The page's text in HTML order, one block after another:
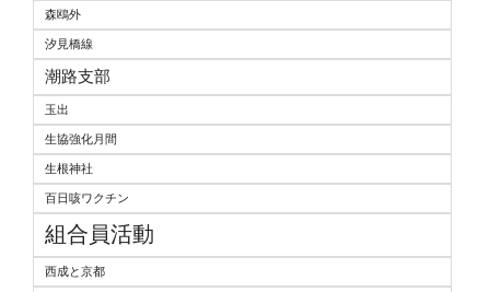
森鴎外
汐見橋線
潮路支部
玉出
生協強化月間
生根神社
百日咳ワクチン
組合員活動
西成と京都